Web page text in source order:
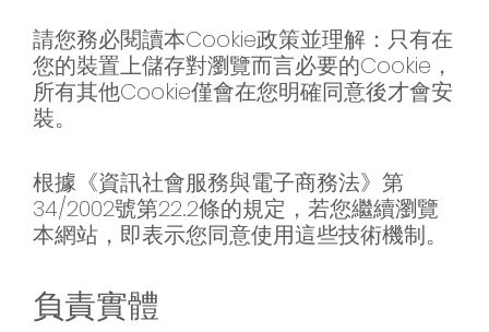
請您務必閱讀本Cookie政策並理解：只有在
您的裝置上儲存對瀏覽而言必要的Cookie，
所有其他Cookie僅會在您明確同意後才會安
裝。
根據《資訊社會服務與電子商務法》第
34/2002號第22.2條的規定，若您繼續瀏覽
本網站，即表示您同意使用這些技術機制。
負責實體